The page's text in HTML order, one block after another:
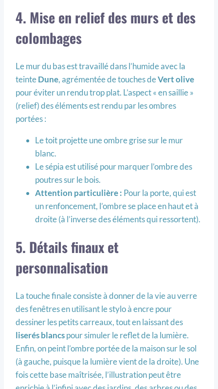
4. Mise en relief des murs et des
colombages
Le mur du bas est travaillé dans l’humide avec la
teinteDune, agrémentée de touches deVert olive
pour éviter un rendu trop plat. L’aspect « en saillie »
(relief) des éléments est rendu par les ombres
portées :
Le toit projette une ombre grise sur le mur
blanc.
Le sépia est utilisé pour marquer l’ombre des
poutres sur le bois.
Attention particulière : Pour la porte, qui est
un renfoncement, l’ombre se place en haut et à
droite (à l’inverse des éléments qui ressortent).
5. Détails finaux et
personnalisation
La touche finale consiste à donner de la vie au verre
des fenêtres en utilisant le stylo à encre pour
dessiner les petits carreaux, tout en laissant des
liserés blancspour simuler le reflet de la lumière.
Enfin, on peint l’ombre portée de la maison sur le sol
(à gauche, puisque la lumière vient de la droite). Une
fois cette base maîtrisée, l’illustration peut être